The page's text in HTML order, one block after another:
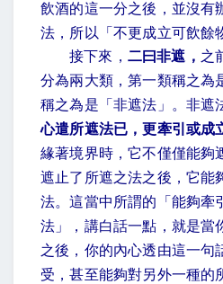
飲酒的這一分之後，並沒有
法，所以「不更成立可飲餘
接下來， 二曰非遮， 之
分為兩大類，第一類稱之為
稱之為是「非遮法」。非遮
心遣所遮法已，更牽引或成
緣著境界時，它不僅僅能夠
遮止了所遮之法之後，它能
法。這當中所謂的「能夠牽
法」，講白話一點，就是當
之後，你的內心透由這一句
受，甚至能夠對另外一種的